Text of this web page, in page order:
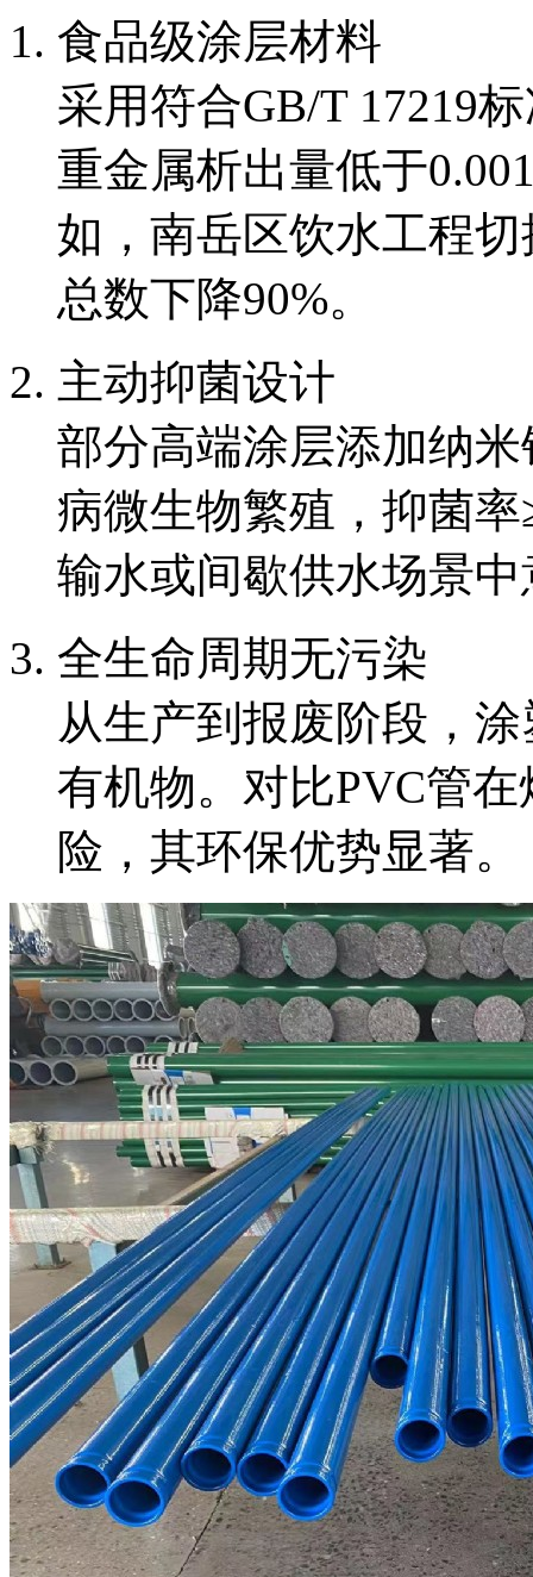
食品级涂层材料
采用符合GB/T 17219
重金属析出量低于
如，南岳区饮水工程
总数下降90%。
主动抑菌设计
部分高端涂层添加纳
病微生物繁殖，抑菌
输水或间歇供水场景
全生命周期无污染
从生产到报废阶段，
有机物。对比PVC管
险，其环保优势显著。